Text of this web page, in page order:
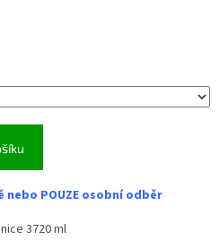
nebo POUZE osobní odběr
3720 ml